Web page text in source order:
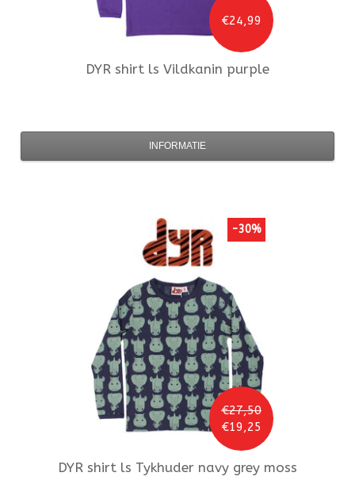
€24,99
DYR shirt ls Vildkanin purple
INFORMATIE
€27,50
€19,25
-30%
DYR shirt ls Tykhuder navy grey moss